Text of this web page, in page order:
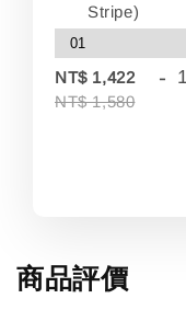
Stripe)
NT$ 1,422
NT$ 1,580
-
商品評價